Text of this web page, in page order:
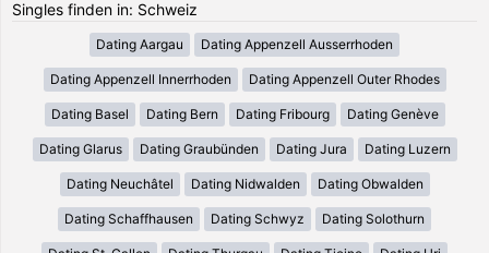
Singles finden in: Schweiz
Dating Aargau Dating Appenzell Ausserrhoden
Dating Appenzell Innerrhoden Dating Appenzell Outer Rhodes
Dating Basel Dating Bern Dating Fribourg Dating Genève
Dating Glarus Dating Graubünden Dating Jura Dating Luzern
Dating Neuchâtel Dating Nidwalden Dating Obwalden
Dating Schaffhausen Dating Schwyz Dating Solothurn